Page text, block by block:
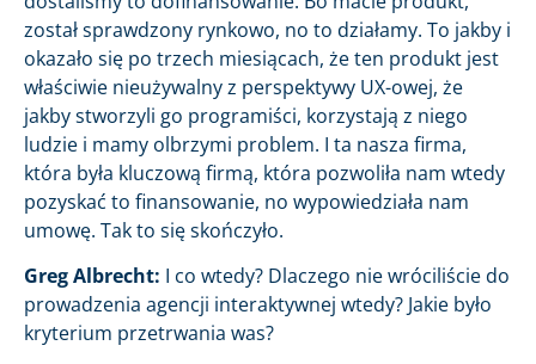
został sprawdzony rynkowo, no to działamy. To jakby i
okazało się po trzech miesiącach, że ten produkt jest
właściwie nieużywalny z perspektywy UX-owej, że
jakby stworzyli go programiści, korzystają z niego
ludzie i mamy olbrzymi problem. I ta nasza firma,
która była kluczową firmą, która pozwoliła nam wtedy
pozyskać to finansowanie, no wypowiedziała nam
umowę. Tak to się skończyło.
Greg Albrecht: I co wtedy? Dlaczego nie wróciliście do
prowadzenia agencji interaktywnej wtedy? Jakie było
kryterium przetrwania was?